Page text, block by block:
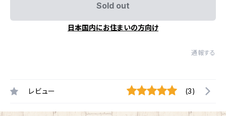
Sold out
日本国内にお住まいの方向け
通報する
レビュー (3)